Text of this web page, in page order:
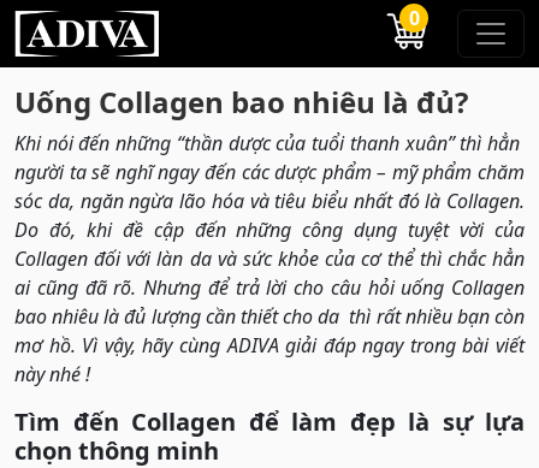
0
Uống Collagen bao nhiêu là đủ?
Khi nói đến những “thần dược của tuổi thanh xuân” thì hẳn
người ta sẽ nghĩ ngay đến các dược phẩm – mỹ phẩm chăm
sóc da, ngăn ngừa lão hóa và tiêu biểu nhất đó là Collagen.
Do đó, khi đề cập đến những công dụng tuyệt vời của
Collagen đối với làn da và sức khỏe của cơ thể thì chắc hẳn
ai cũng đã rõ. Nhưng để trả lời cho câu hỏi uống Collagen
bao nhiêu là đủ lượng cần thiết cho da thì rất nhiều bạn còn
mơ hồ. Vì vậy, hãy cùng ADIVA giải đáp ngay trong bài viết
này nhé !
Tìm đến Collagen để làm đẹp là sự lựa
chọn thông minh